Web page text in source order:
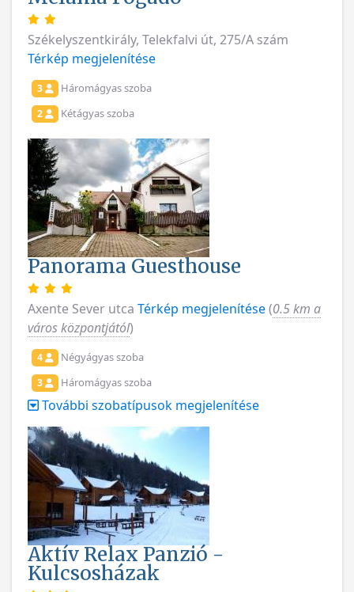
Székelyszentkirály, Telekfalvi út, 275/A szám
Térkép megjelenítése
3 Háromágyas szoba
2 Kétágyas szoba
Panorama Guesthouse
Axente Sever utca Térkép megjelenítése(0.5 km a
város központjától)
4 Négyágyas szoba
3 Háromágyas szoba
További szobatípusok megjelenítése
Aktív Relax Panzió -
Kulcsosházak